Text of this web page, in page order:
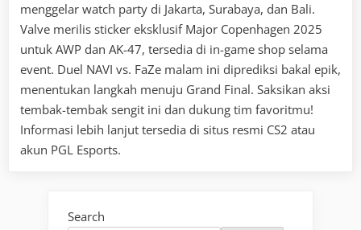
menggelar watch party di Jakarta, Surabaya, dan Bali.
Valve merilis sticker eksklusif Major Copenhagen 2025
untuk AWP dan AK-47, tersedia di in-game shop selama
event. Duel NAVI vs. FaZe malam ini diprediksi bakal epik,
menentukan langkah menuju Grand Final. Saksikan aksi
tembak-tembak sengit ini dan dukung tim favoritmu!
Informasi lebih lanjut tersedia di situs resmi CS2 atau
akun PGL Esports.
Search